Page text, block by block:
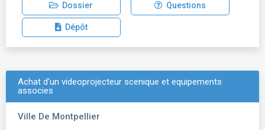
Dossier Questions
Dépôt
Achat d'un videoprojecteur scenique et equipements
associes
Ville De Montpellier